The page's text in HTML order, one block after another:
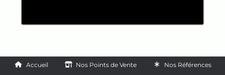
Accueil Nos Points de Vente
Nos Références